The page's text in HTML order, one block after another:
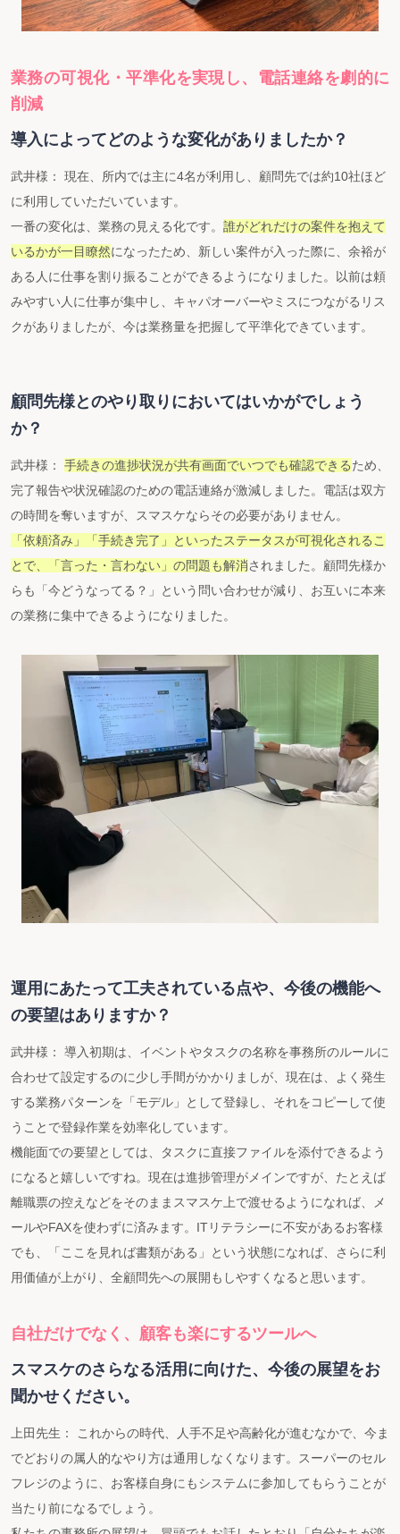
業務の可視化・平準化を実現し、電話連絡を劇的に
削減
導入によってどのような変化がありましたか？
武井様： 現在、所内では主に4名が利用し、顧問先では約10社ほど
に利用していただいています。
一番の変化は、業務の見える化です。 誰がどれだけの案件を抱えて
いるかが一目瞭然になったため、新しい案件が入った際に、余裕が
ある人に仕事を割り振ることができるようになりました。以前は頼
みやすい人に仕事が集中し、キャパオーバーやミスにつながるリス
クがありましたが、今は業務量を把握して平準化できています。
顧問先様とのやり取りにおいてはいかがでしょう
か？
武井様： 手続きの進捗状況が共有画面でいつでも確認できるため、
完了報告や状況確認のための電話連絡が激減しました。電話は双方
の時間を奪いますが、スマスケならその必要がありません。
「依頼済み」「手続き完了」といったステータスが可視化されるこ
とで、「言った・言わない」の問題も解消されました。顧問先様か
らも「今どうなってる？」という問い合わせが減り、お互いに本来
の業務に集中できるようになりました。
運用にあたって工夫されている点や、今後の機能へ
の要望はありますか？
武井様： 導入初期は、イベントやタスクの名称を事務所のルールに
合わせて設定するのに少し手間がかかりましが、現在は、よく発生
する業務パターンを「モデル」として登録し、それをコピーして使
うことで登録作業を効率化しています。
機能面での要望としては、タスクに直接ファイルを添付できるよう
になると嬉しいですね。現在は進捗管理がメインですが、たとえば
離職票の控えなどをそのままスマスケ上で渡せるようになれば、メ
ールやFAXを使わずに済みます。ITリテラシーに不安があるお客様
でも、「ここを見れば書類がある」という状態になれば、さらに利
用価値が上がり、全顧問先への展開もしやすくなると思います。
自社だけでなく、顧客も楽にするツールへ
スマスケのさらなる活用に向けた、今後の展望をお
聞かせください。
上田先生： これからの時代、人手不足や高齢化が進むなかで、今ま
でどおりの属人的なやり方は通用しなくなります。スーパーのセル
フレジのように、お客様自身にもシステムに参加してもらうことが
当たり前になるでしょう。